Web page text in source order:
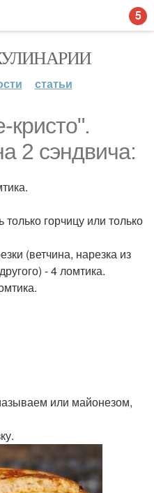
статьи
кристо".
2 сэндвича:
горчицу или только
(ветчина, нарезка из
- 4 ломтика.
или майонезом,
5